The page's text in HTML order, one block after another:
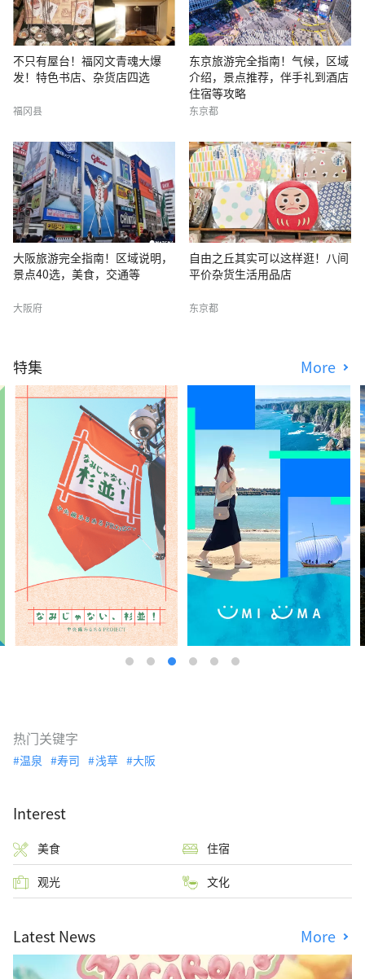
不只有屋台！福冈文青魂大爆
发！特色书店、杂货店四选
福冈县
东京旅游完全指南！气候，区域
介绍，景点推荐，伴手礼到酒店
住宿等攻略
东京都
大阪旅游完全指南！区域说明，
景点40选，美食，交通等
大阪府
自由之丘其实可以这样逛！八间
平价杂货生活用品店
东京都
特集 More
热门关键字
温泉 寿司 浅草 大阪
Interest
美食 住宿
观光 文化
Latest News More